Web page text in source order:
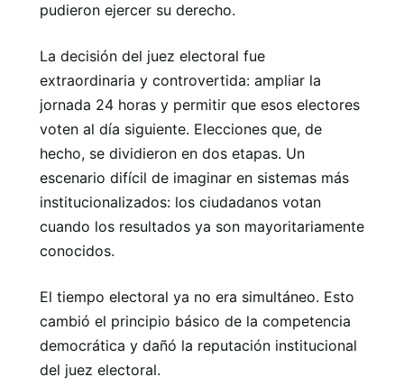
pudieron ejercer su derecho.
La decisión del juez electoral fue
extraordinaria y controvertida: ampliar la
jornada 24 horas y permitir que esos electores
voten al día siguiente. Elecciones que, de
hecho, se dividieron en dos etapas. Un
escenario difícil de imaginar en sistemas más
institucionalizados: los ciudadanos votan
cuando los resultados ya son mayoritariamente
conocidos.
El tiempo electoral ya no era simultáneo. Esto
cambió el principio básico de la competencia
democrática y dañó la reputación institucional
del juez electoral.